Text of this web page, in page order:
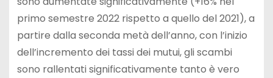
primo semestre 2022 rispetto a quello del 2021), a
partire dalla seconda metà dell’anno, con l’inizio
dell’incremento dei tassi dei mutui, gli scambi
sono rallentati significativamente tanto è vero